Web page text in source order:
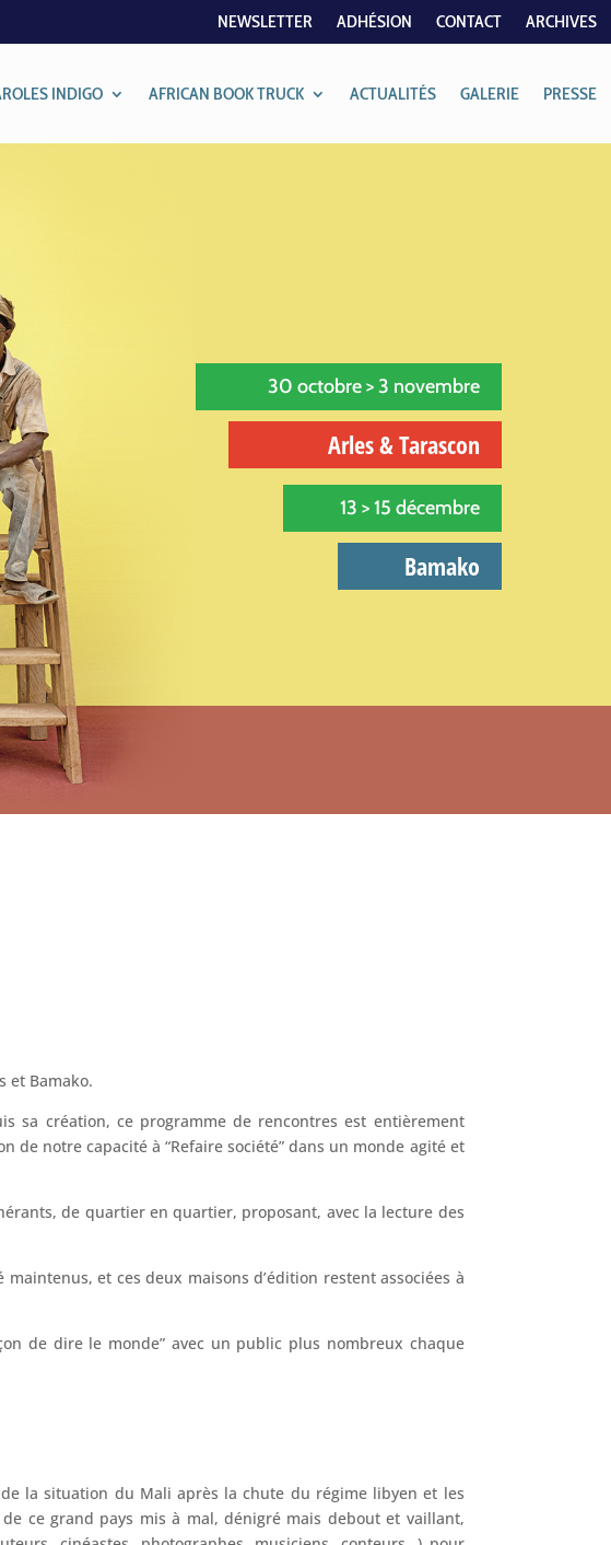
NEWSLETTER ADHÉSION CONTACT ARCHIVES
INDIGO AFRICAN BOOK TRUCK ACTUALITÉS GALERIE PRESSE
30 octobre > 3 novembre
Arles & Tarascon
13 > 15 décembre
Bamako
et Bamako.
sa création, ce programme de rencontres est entièrement
notre capacité à “Refaire société” dans un monde agité et
de quartier en quartier, proposant, avec la lecture des
et ces deux maisons d’édition restent associées à
de dire le monde” avec un public plus nombreux chaque
la situation du Mali après la chute du régime libyen et les
ce grand pays mis à mal, dénigré mais debout et vaillant,